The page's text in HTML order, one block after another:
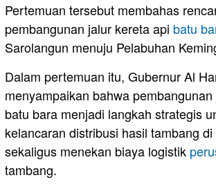
Pertemuan tersebut membahas
pembangunan jalur kereta api batu
Sarolangun menuju Pelabuhan
Dalam pertemuan itu, Gubernur Al
menyampaikan bahwa
batu bara menjadi langkah strategis
kelancaran distribusi hasil tambang di
sekaligus menekan biaya logistik
tambang.